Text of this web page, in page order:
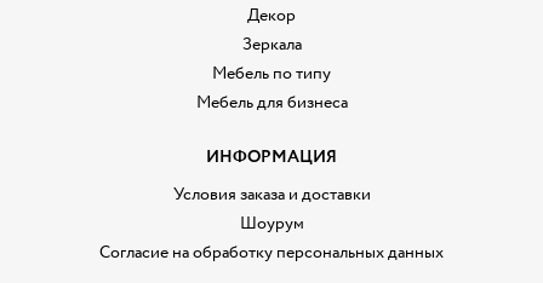
Декор
Зеркала
Мебель по типу
Мебель для бизнеса
ИНФОРМАЦИЯ
Условия заказа и доставки
Шоурум
Согласие на обработку персональных данных